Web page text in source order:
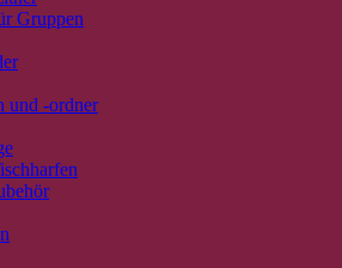
Gruppen
und -ordner